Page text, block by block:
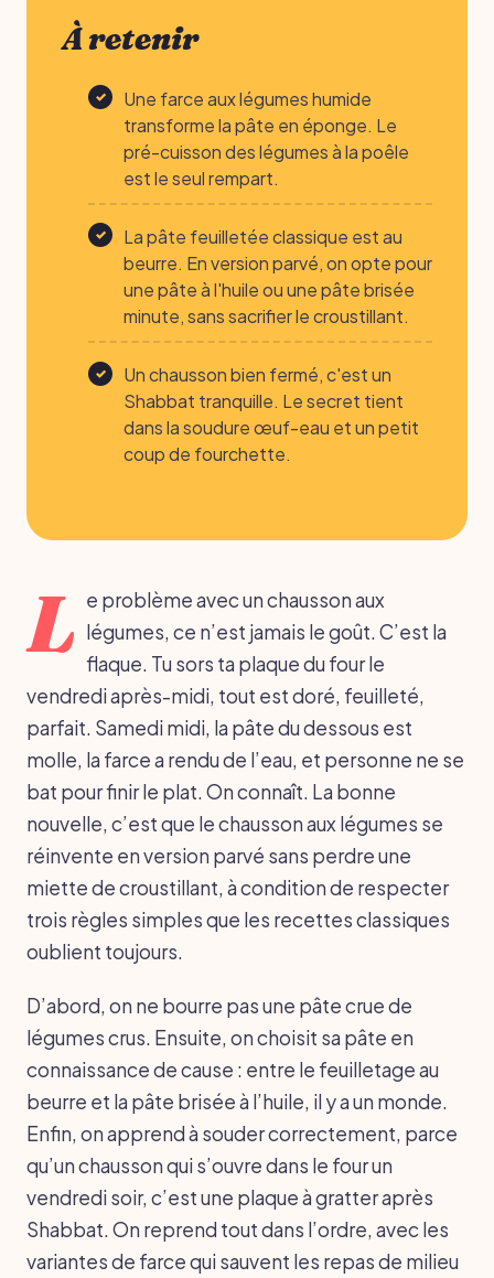
À retenir
Une farce aux légumes humide
transforme la pâte en éponge. Le
pré-cuisson des légumes à la poêle
est le seul rempart.
La pâte feuilletée classique est au
beurre. En version parvé, on opte pour
une pâte à l'huile ou une pâte brisée
minute, sans sacrifier le croustillant.
Un chausson bien fermé, c'est un
Shabbat tranquille. Le secret tient
dans la soudure œuf-eau et un petit
coup de fourchette.
L e problème avec un chausson aux
légumes, ce n’est jamais le goût. C’est la
flaque. Tu sors ta plaque du four le
vendredi après-midi, tout est doré, feuilleté,
parfait. Samedi midi, la pâte du dessous est
molle, la farce a rendu de l’eau, et personne ne se
bat pour finir le plat. On connaît. La bonne
nouvelle, c’est que le chausson aux légumes se
réinvente en version parvé sans perdre une
miette de croustillant, à condition de respecter
trois règles simples que les recettes classiques
oublient toujours.
D’abord, on ne bourre pas une pâte crue de
légumes crus. Ensuite, on choisit sa pâte en
connaissance de cause : entre le feuilletage au
beurre et la pâte brisée à l’huile, il y a un monde.
Enfin, on apprend à souder correctement, parce
qu’un chausson qui s’ouvre dans le four un
vendredi soir, c’est une plaque à gratter après
Shabbat. On reprend tout dans l’ordre, avec les
variantes de farce qui sauvent les repas de milieu